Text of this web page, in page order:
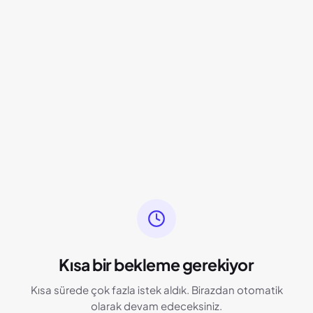
Kısa bir bekleme gerekiyor
Kısa sürede çok fazla istek aldık. Birazdan otomatik
olarak devam edeceksiniz.